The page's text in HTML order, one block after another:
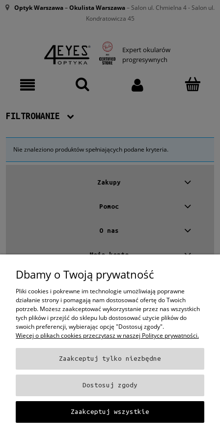
Optyk Warszawa–Okulista Warszawa– Salon ul. Chmielna 4 - Salon ul.
Kondratowicza 45
Expert okularów
progresywnych
FILTROWANIE
Dostępność
Nie znaleziono produktów spełniających podane kryteria.
Zakupy
Pomoc
O nas
Moje konto
Kontakt
4 EYES OPTYKA -
optyk Warszawa
ul.Chmielna 4
00-020 Warszawa
woj. mazowieckie
+48 696 015 670
sklep@4eyes.pl
Oprawki i okulary Ray-BanOprawki i okulary PersolOprawki i okulary Polo
Oprawki i okulary Tom Ford Oprawki i okulary Miu Miu
Oprawki i okulary Prada
Oprawki i okulary Ray-Ban Aviator
Oprawki i okulary DiorOprawki i okulary Oliver PeoplesOprawki i okulary
Oprawki i okulary FendiOprawki i okulary Celine
Oprawki i okulary Dolce & Gabbana Okulary Tag Heuer
Dbamy o Twoją prywatność
Pliki cookies i pokrewne im technologie umożliwiają poprawne
działanie strony i pomagają nam dostosować ofertę do Twoich
potrzeb. Możesz zaakceptować wykorzystanie przez nas wszystkich
tych plików i przejść do sklepu lub dostosować użycie plików do
swoich preferencji, wybierając opcję "Dostosuj zgody".
Więcej o plikach cookies przeczytasz w naszej Polityce prywatności.
Zaakceptuj tylko niezbędne
Dostosuj zgody
Zaakceptuj wszystkie